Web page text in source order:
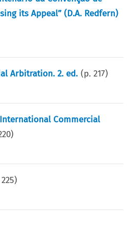
its Appeal” (D.A. Redfern)
Arbitration. 2. ed. (p.217)
Commercial
)
225)